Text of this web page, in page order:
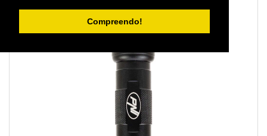
Compreendo!